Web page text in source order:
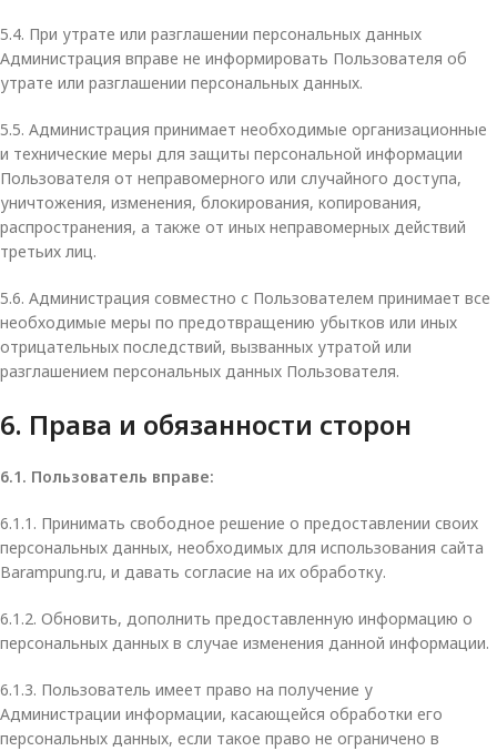
5.4. При утрате или разглашении персональных данных
Администрация вправе не информировать Пользователя об
утрате или разглашении персональных данных.
5.5. Администрация принимает необходимые организационные
и технические меры для защиты персональной информации
Пользователя от неправомерного или случайного доступа,
уничтожения, изменения, блокирования, копирования,
распространения, а также от иных неправомерных действий
третьих лиц.
5.6. Администрация совместно с Пользователем принимает все
необходимые меры по предотвращению убытков или иных
отрицательных последствий, вызванных утратой или
разглашением персональных данных Пользователя.
6. Права и обязанности сторон
6.1. Пользователь вправе:
6.1.1. Принимать свободное решение о предоставлении своих
персональных данных, необходимых для использования сайта
Barampung.ru, и давать согласие на их обработку.
6.1.2. Обновить, дополнить предоставленную информацию о
персональных данных в случае изменения данной информации.
6.1.3. Пользователь имеет право на получение у
Администрации информации, касающейся обработки его
персональных данных, если такое право не ограничено в